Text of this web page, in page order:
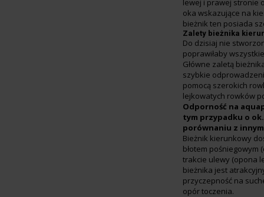
lewej i prawej stronie
oka wskazujące na
bieżnik ten posiada
Zalety bieżnika
Do dzisiaj nie
poprawiłaby
Główne zaletą
szybkie
pomocą szerokich
lejkowatych rowków
Odporność na
tym przypadku o ok.
porównaniu z
Bieżnik kierunkowy
błotem pośniegowym
trakcie ulewy (opona
bieżnika jest
przyczepność na
opór toczenia.